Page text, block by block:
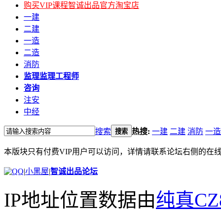
购买VIP课程智诚出品官方淘宝店
一建
二建
一造
二造
消防
监理监理工程师
咨询
注安
中经
搜索 搜索 热搜: 一建 二建 消防 一造
本版块只有付费VIP用户可以访问，详情请联系论坛右侧的在
|小黑屋|智诚出品论坛
IP地址位置数据由纯真